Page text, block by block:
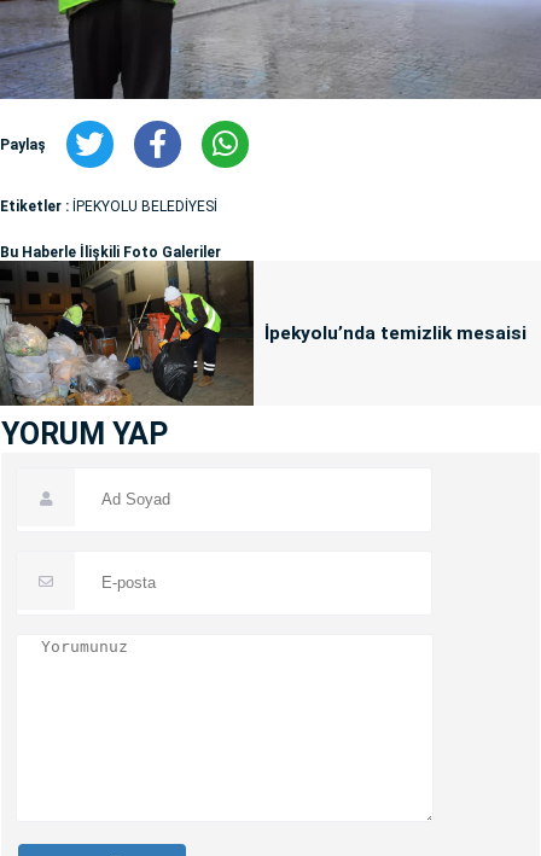
Paylaş
Etiketler : İPEKYOLU BELEDİYESİ
Bu Haberle İlişkili Foto Galeriler
İpekyolu’nda temizlik mesaisi
YORUM YAP